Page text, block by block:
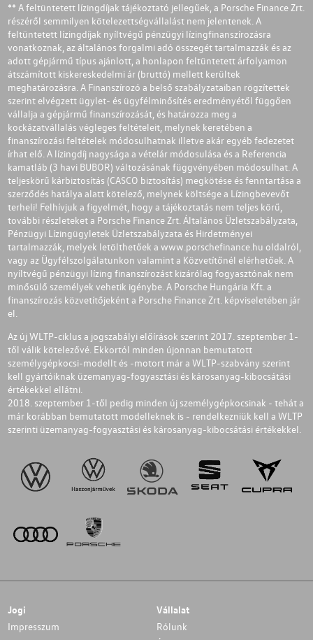
** A feltüntetett lízingdíjak tájékoztató jellegűek, a Porsche Finance Zrt.
részéről semmilyen kötelezettségvállalást nem jelentenek. A
feltüntetett lízingdíjak nyíltvégű pénzügyi lízingfinanszírozásra
vonatkoznak, az általános forgalmi adó összegét tartalmazzák és az
adott gépjármű típus ajánlott, a honlapon feltüntetett árfolyamon
átszámított kiskereskedelmi ár (bruttó) mellett kerültek
meghatározásra. A Finanszírozó a belső szabályzataiban rögzítettek
szerint elvégzett ügylet- és ügyfélminősítés eredményétől függően
vállalja a gépjármű finanszírozását, és határozza meg a
kockázatvállalás végleges feltételeit, melynek keretében a
finanszírozási feltételek módosulhatnak illetve akár egyéb fedezetet
írhat elő. A lízingdíj nagysága a vételár módosulása és a Referencia
kamatláb (3 havi BUBOR) változásának függvényében módosulhat. A
teljeskörű kárbiztosítás (CASCO biztosítás) megkötése és fenntartása a
szerződés hatálya alatt kötelező, melynek költsége a Lízingbevevőt
terheli! Felhívjuk a figyelmét, hogy a tájékoztatás nem teljes körű,
további részleteket a Porsche Finance Zrt. Általános Üzletszabályzata,
Pénzügyi Lízingügyletek Üzletszabályzata és Hirdetményei
tartalmazzák, melyek letölthetőek a www.porschefinance.hu oldalról,
vagy az Ügyfélszolgálatunkon valamint a Közvetítőnél elérhetőek. A
nyíltvégű pénzügyi lízing finanszírozást kizárólag fogyasztónak nem
minősülő személyek vehetik igénybe. A Porsche Hungária Kft. a
finanszírozás közvetítőjeként a Porsche Finance Zrt. képviseletében jár
el.
Az új WLTP-ciklus a jogszabályi előírások szerint 2017. szeptember 1-
től válik kötelezővé. Ekkortól minden újonnan bemutatott
személygépkocsi-modellt és -motort már a WLTP-szabvány szerint
kell gyártóiknak üzemanyag-fogyasztási és károsanyag-kibocsátási
értékekkel ellátni.
2018. szeptember 1-től pedig minden új személygépkocsinak - tehát a
már korábban bemutatott modelleknek is - rendelkezniük kell a WLTP
szerinti üzemanyag-fogyasztási és károsanyag-kibocsátási értékekkel.
Jogi
Impresszum
Vállalat
Rólunk